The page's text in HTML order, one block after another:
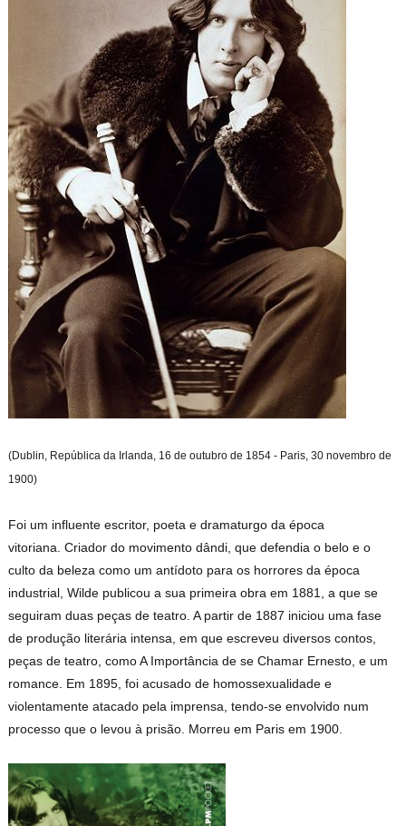
(Dublin, República da Irlanda, 16 de outubro de 1854 - Paris,30 novembro de
1900)
Foi um influente escritor, poeta e dramaturgo da época
vitoriana. Criador do movimento dândi, que defendia o belo e o
culto da beleza como um antídoto para os horrores da época
industrial, Wilde publicou a sua primeira obra em 1881, a que se
seguiram duas peças de teatro. A partir de 1887 iniciou uma fase
de produção literária intensa, em que escreveu diversos contos,
peças de teatro, como A Importância de se Chamar Ernesto, e um
romance. Em 1895, foi acusado de homossexualidade e
violentamente atacado pela imprensa, tendo-se envolvido num
processo que o levou à prisão. Morreu em Paris em 1900.